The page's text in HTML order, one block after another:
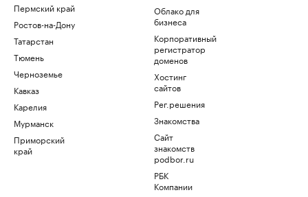
Пермский край
Ростов-на-Дону
Татарстан
Тюмень
Черноземье
Кавказ
Карелия
Мурманск
Приморский
край
Облако для
бизнеса
Корпоративный
регистратор
доменов
Хостинг
сайтов
Рег.решения
Знакомства
Сайт
знакомств
podbor.ru
РБК
Компании